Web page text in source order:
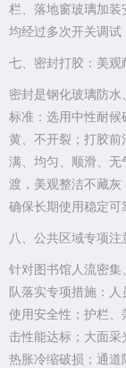
栏、落地窗玻璃加装
均经过多次开关调试
七、密封打胶：美观
密封是钢化玻璃防
标准：选用中性耐候
黄、不开裂；打胶
满、均匀、顺滑、无
渡，美观整洁不藏灰
确保长期使用稳定可
八、公共区域专项
针对图书馆人流密集
队落实专项措施：
使用安全性；护栏、
击性能达标；大面
热胀冷缩破损；通